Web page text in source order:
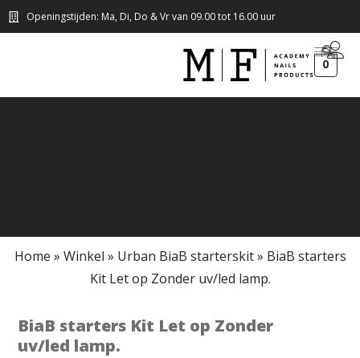
Openingstijden: Ma, Di, Do & Vr van 09.00 tot 16.00 uur
0
Home » Winkel » Urban BiaB starterskit» BiaB starters
Kit Let op Zonder uv/led lamp.
BiaB starters Kit Let op Zonder
uv/led lamp.